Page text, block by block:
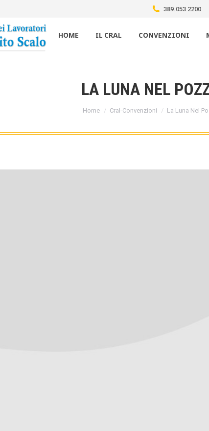
389.053 2200
HOME IL CRAL CONVENZIONI
LA LUNA NEL
Tu sei qui:
Home Cral-Convenzioni La Luna Nel